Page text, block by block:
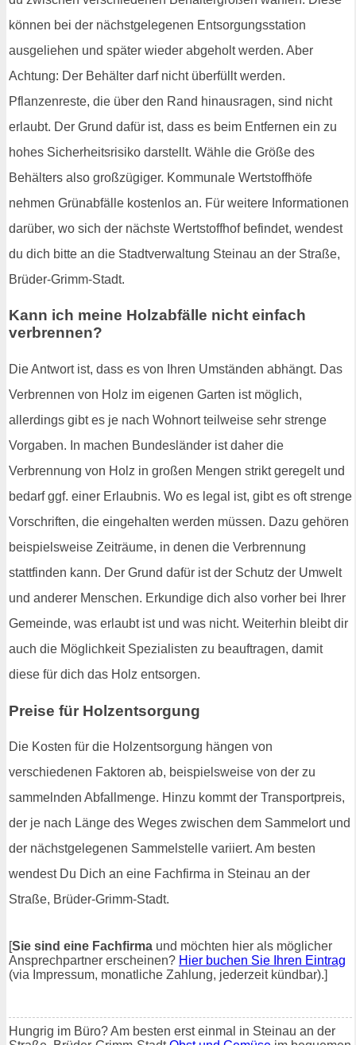
können bei der nächstgelegenen Entsorgungsstation
ausgeliehen und später wieder abgeholt werden. Aber
Achtung: Der Behälter darf nicht überfüllt werden.
Pflanzenreste, die über den Rand hinausragen, sind nicht
erlaubt. Der Grund dafür ist, dass es beim Entfernen ein zu
hohes Sicherheitsrisiko darstellt. Wähle die Größe des
Behälters also großzügiger. Kommunale Wertstoffhöfe
nehmen Grünabfälle kostenlos an. Für weitere Informationen
darüber, wo sich der nächste Wertstoffhof befindet, wendest
du dich bitte an die Stadtverwaltung Steinau an der Straße,
Brüder-Grimm-Stadt.
Kann ich meine Holzabfälle nicht einfach
verbrennen?
Die Antwort ist, dass es von Ihren Umständen abhängt. Das
Verbrennen von Holz im eigenen Garten ist möglich,
allerdings gibt es je nach Wohnort teilweise sehr strenge
Vorgaben. In machen Bundesländer ist daher die
Verbrennung von Holz in großen Mengen strikt geregelt und
bedarf ggf. einer Erlaubnis. Wo es legal ist, gibt es oft strenge
Vorschriften, die eingehalten werden müssen. Dazu gehören
beispielsweise Zeiträume, in denen die Verbrennung
stattfinden kann. Der Grund dafür ist der Schutz der Umwelt
und anderer Menschen. Erkundige dich also vorher bei Ihrer
Gemeinde, was erlaubt ist und was nicht. Weiterhin bleibt dir
auch die Möglichkeit Spezialisten zu beauftragen, damit
diese für dich das Holz entsorgen.
Preise für Holzentsorgung
Die Kosten für die Holzentsorgung hängen von
verschiedenen Faktoren ab, beispielsweise von der zu
sammelnden Abfallmenge. Hinzu kommt der Transportpreis,
der je nach Länge des Weges zwischen dem Sammelort und
der nächstgelegenen Sammelstelle variiert. Am besten
wendest Du Dich an eine Fachfirma in Steinau an der
Straße, Brüder-Grimm-Stadt.
[Sie sind eine Fachfirma und möchten hier als möglicher
Ansprechpartner erscheinen? Hier buchen Sie Ihren Eintrag
(via Impressum, monatliche Zahlung, jederzeit kündbar).]
Hungrig im Büro? Am besten erst einmal in Steinau an der